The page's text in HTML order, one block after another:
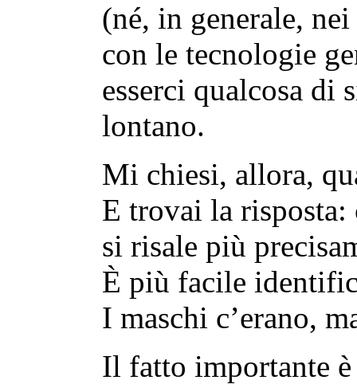
(né, in generale,
con le tecnologie
esserci qualcosa
lontano.
Mi chiesi, allora,
E trovai la
si risale più
È più facile
I maschi c’erano,
Il fatto importante